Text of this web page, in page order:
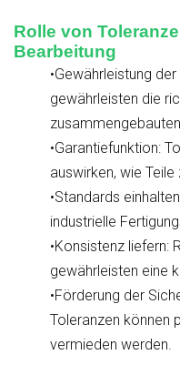
Rolle von
Bearbeitung
•Gewährleistung
gewährleisten die
•Garantiefunktion:
auswirken, wie
•Standards
industrielle
•Konsistenz liefern:
gewährleisten eine
•Förderung der
Toleranzen können
vermieden werden.